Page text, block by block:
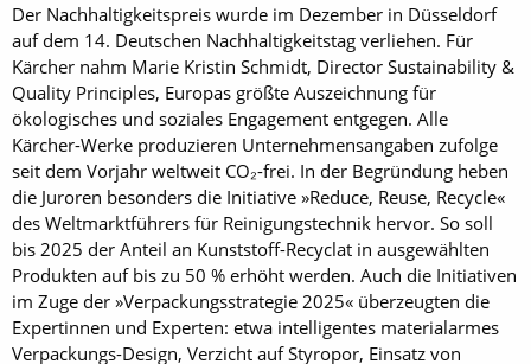
Der Nachhaltigkeitspreis wurde im Dezember in Düsseldorf
auf dem 14. Deutschen Nachhaltigkeitstag verliehen. Für
Kärcher nahm Marie Kristin Schmidt, Director Sustainability &
Quality Principles, Europas größte Auszeichnung für
ökologisches und soziales Engage­ment entgegen. Alle
Kärcher-Werke produzieren Unternehmensangaben zufolge
seit dem Vorjahr weltweit CO₂-frei. In der Begründung heben
die Juroren besonders die Initiative »Reduce, Reuse, Recycle«
des Weltmarktführers für Reinigungstechnik hervor. So soll
bis 2025 der Anteil an Kunststoff-Recyclat in ausgewählten
Produkten auf bis zu 50 % erhöht werden. Auch die Initiativen
im Zuge der »Verpackungsstrategie 2025« überzeugten die
Expertinnen und Experten: etwa intelligentes materialarmes
Verpackungs-Design, Verzicht auf Styropor, Einsatz von